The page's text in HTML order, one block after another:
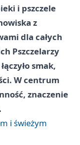
i pszczele
z
dla całych
Pszczelarzy
smak,
W centrum
znaczenie
i świeżym